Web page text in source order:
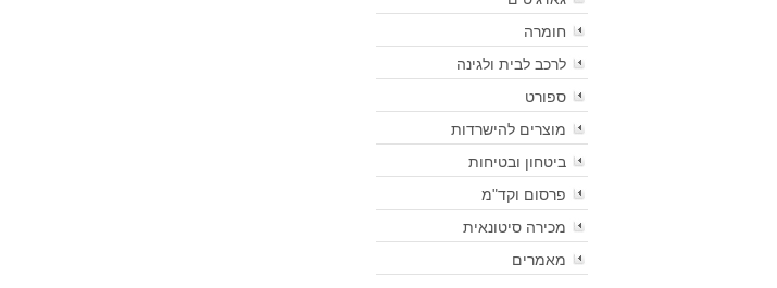
חומרה
לרכב לבית ולגינה
ספורט
מוצרים להישרדות
ביטחון ובטיחות
פרסום וקד"מ
מכירה סיטונאית
מאמרים